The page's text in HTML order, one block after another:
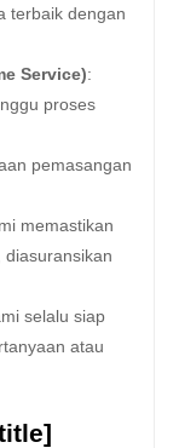
terbaik dengan
Service):
proses
pemasangan
memastikan
diasuransikan
selalu siap
atau